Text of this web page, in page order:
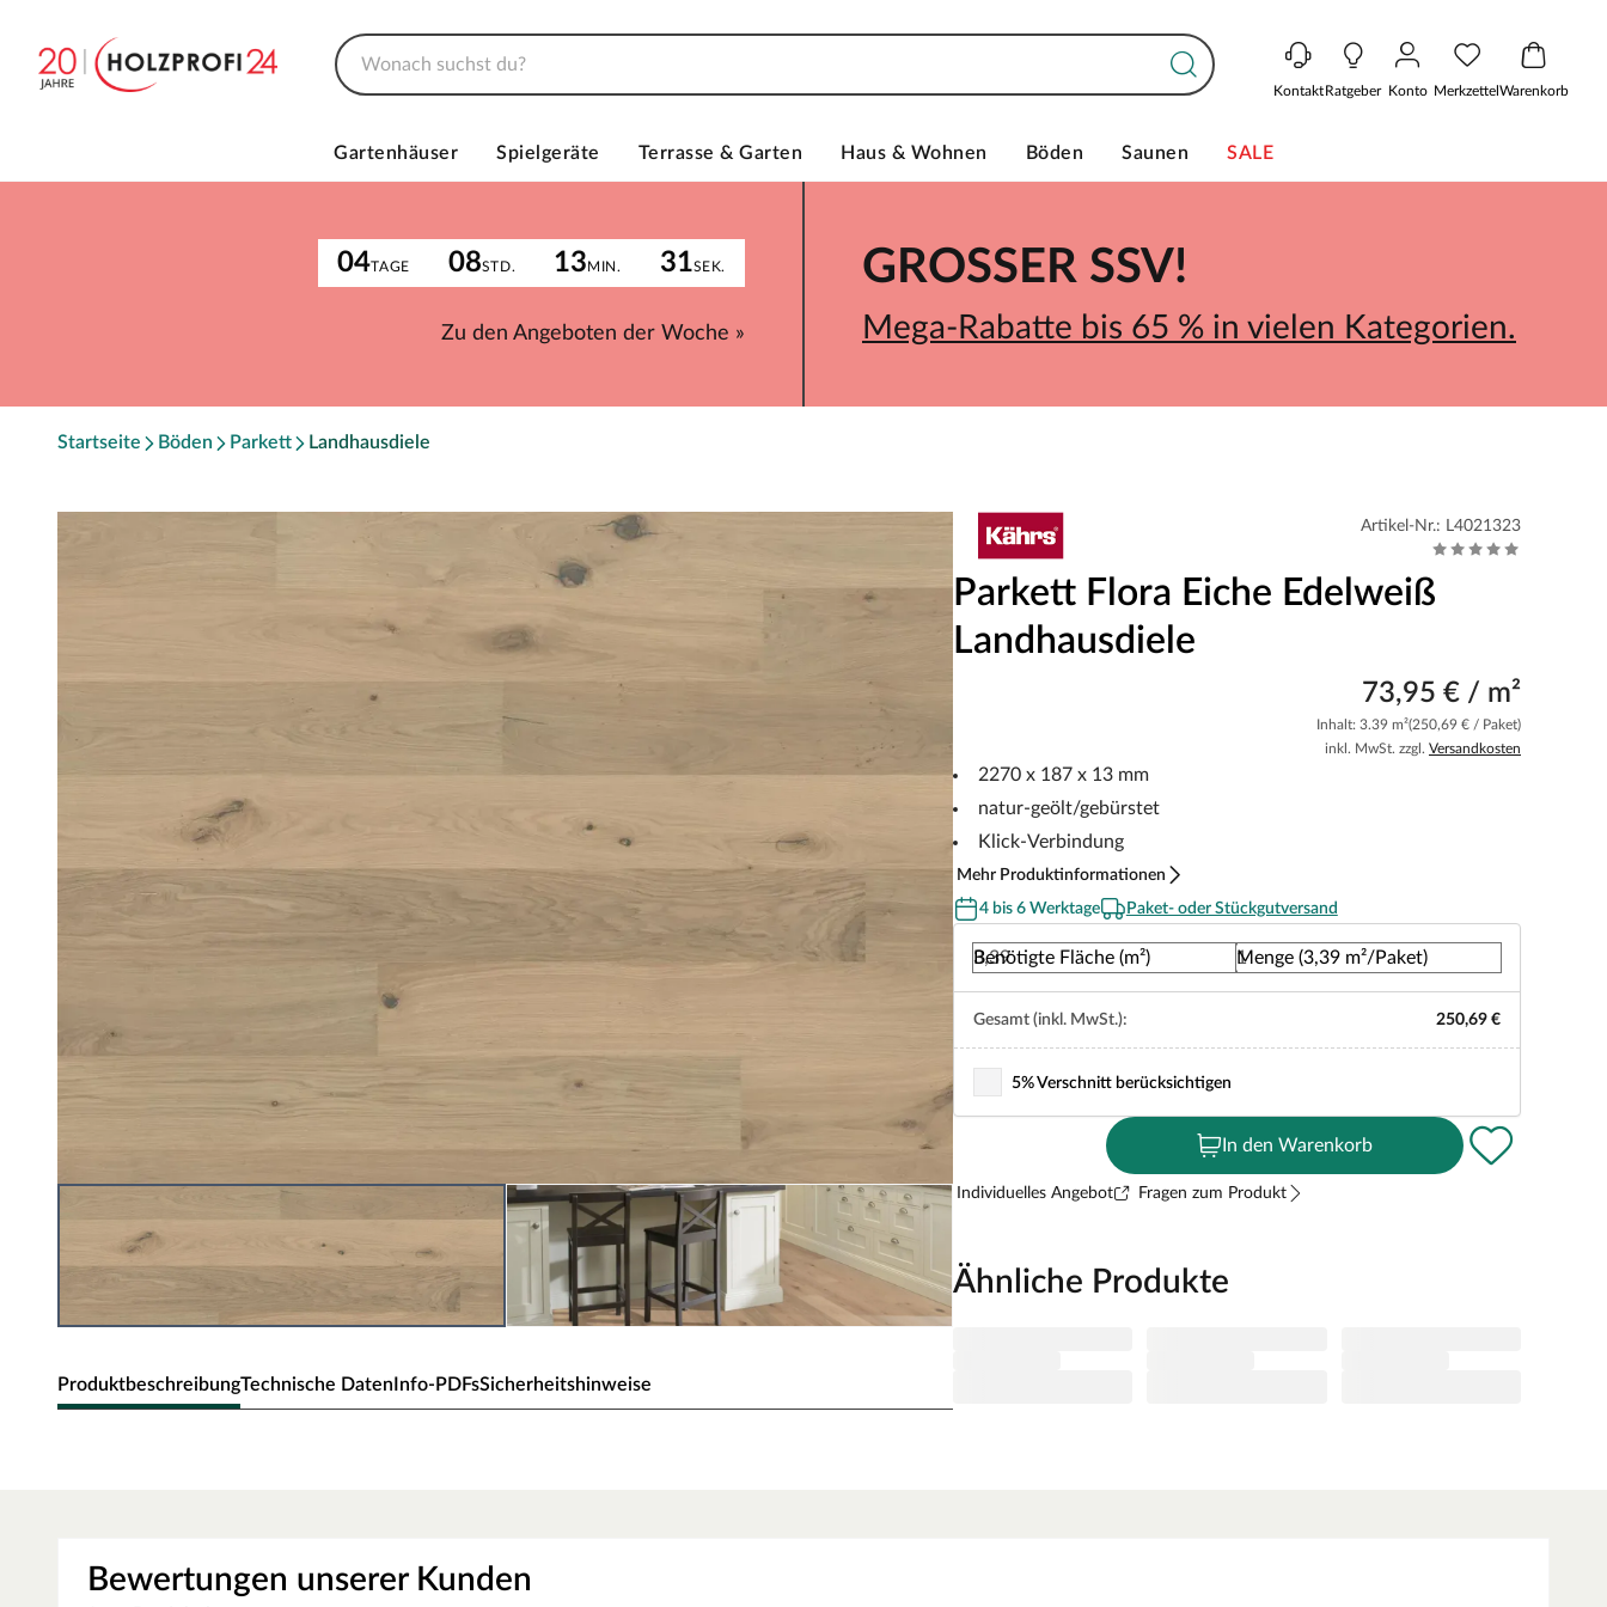
KontaktRatgeber Konto MerkzettelWarenkorb
Gartenhäuser Spielgeräte Terrasse & Garten Haus & Wohnen Böden Saunen SALE
04TAGE 08STD. 13MIN. 31SEK.
Zu den Angeboten der Woche »
GROSSER SSV!
Mega-Rabatte bis 65 % in vielen Kategorien.
Startseite Böden Parkett Landhausdiele
ProduktbeschreibungTechnische DatenInfo-PDFsSicherheitshinweise
strapazierfähig und schafft ein zeitloses Ambiente. Durch die feuchtigkeitsregulierende Wirkung
beeinflusst ein Holzboden außerdem das Raumklima positiv – für ein Zuhause zum Wohlfühlen.
Artikel-Nr.: L4021323
Parkett Flora Eiche Edelweiß
Landhausdiele
73,95 € / m²
Inhalt: 3.39 m²(250,69 € / Paket)
inkl. MwSt. zzgl. Versandkosten
2270 x 187 x 13 mm
natur-geölt/gebürstet
Klick-Verbindung
Mehr Produktinformationen
4 bis 6 Werktage
Paket- oder Stückgutversand
Benötigte Fläche (m²) Menge (3,39 m²/Paket)
Gesamt (inkl. MwSt.): 250,69 €
5% Verschnitt berücksichtigen
In den Warenkorb
Individuelles Angebot Fragen zum Produkt
Ähnliche Produkte
Bewertungen unserer Kunden